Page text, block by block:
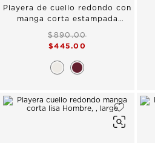
Playera de cuello redondo con
manga corta estampada
$890.00
$445.00